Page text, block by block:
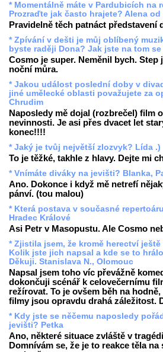
* Momentálně máte v Pardubicích na
Prozraďte jak často hrajete? Alena od
Pravidelně těch patnáct představení
* Zpívání v dešti je můj oblíbený
byste raději Dona? Jak jste na tom
Cosmo je super. Neměnil bych.
noční můra.
* Jakou událost poslední doby v
jiné umělecké oblasti považujete za
Chrudim
Naposledy mě dojal (rozbrečel) film
nevinnosti. Je asi přes dvacet let
konec!!!!
* Jaký je tvůj největší zlozvyk? Lída .)
To je těžké, takhle z hlavy. Dejte mi
* Vnímáte diváky na jevišti? Blanka,
Ano. Dokonce i když mě netrefí
pánví. (tou malou)
* Která postava v současné
Hradec Králové
Asi Petr v Masopustu. Ale Cosmo
* Zjistila jsem, že kromě herectví
Kolik jste jich napsal a kde se to
Děkuji. Stanislava N., Olomouc
Napsal jsem toho víc převážně
dokončuji scénář k celovečernímu
režírovat. To je ovšem běh na
filmy jsou opravdu drahá záležitost.
* Kdy jste se něčemu naposledy
jevišti? Petka
Ano, některé situace zvláště v
Domnívám se, že je to reakce těla